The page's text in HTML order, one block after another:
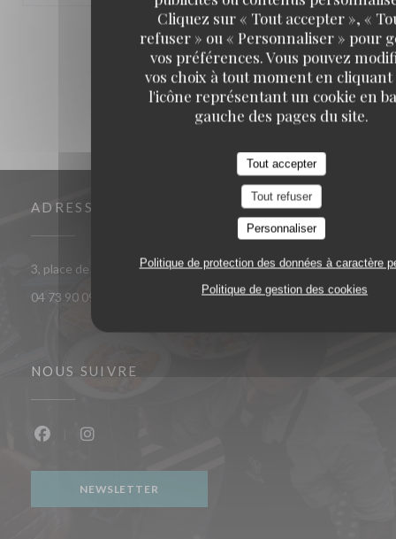
Cliquez sur « Tout accepter », «
refuser » ou « Personnaliser » pour
vos préférences. Vous pouvez
vos choix à tout moment en
l'icône représentant un cookie en
gauche des pages du site.
Tout accepter
Tout refuser
Personnaliser
Politique de protection des données à caractère
Politique de gestion des cookies
1 2 3
ADRESSE
3, place de la victoire 63000 CLERMONT FERRAND((ouvre une
04 73 90 09 00
NOUS SUIVRE
NEWSLETTER